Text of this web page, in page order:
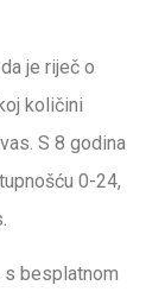
je riječ o
količini
S 8 godina
0-24,
besplatnom